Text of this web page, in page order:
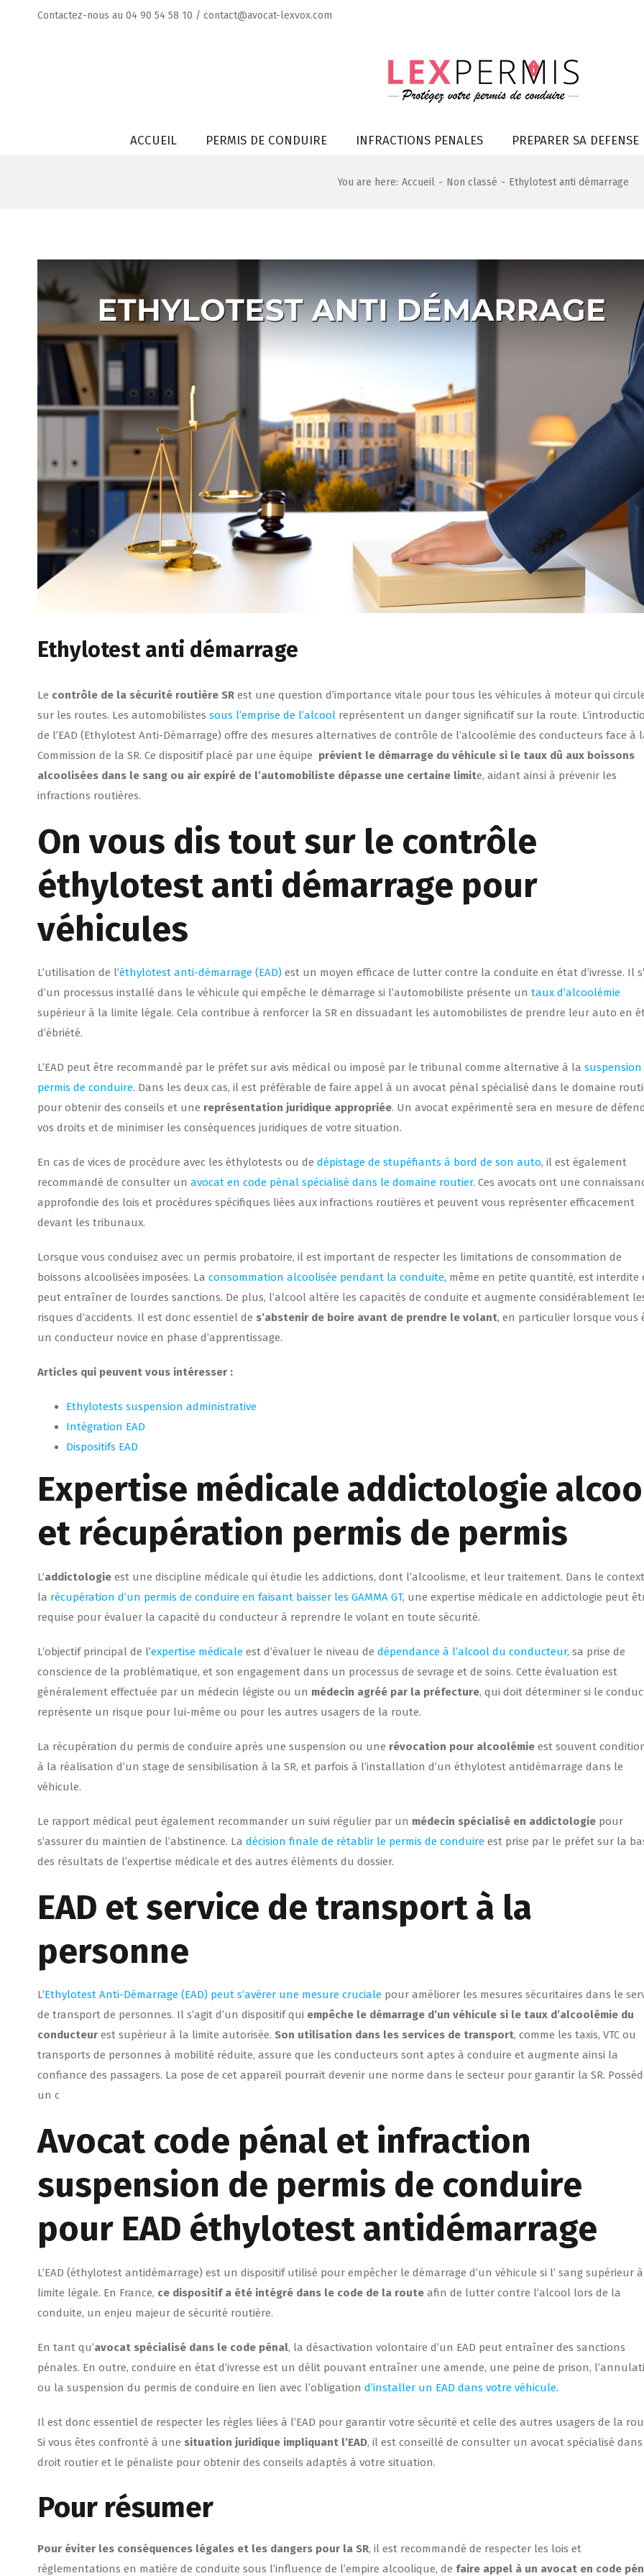
Contactez-nous au 04 90 54 58 10 / contact@avocat-lexvox.com
ACCUEIL PERMIS DE CONDUIRE INFRACTIONS PENALES PREPARER SA DEFENSE
You are here: Accueil - Non classé - Ethylotest anti démarrage
l'image
agrandie
Ethylotest anti démarrage
Le contrôle de la sécurité routière SR est une question d’importance vitale pour tous les véhicules à moteur qui
sur les routes. Les automobilistes sous l’emprise de l’alcool représentent un danger significatif sur la route.
de l’EAD (Ethylotest Anti-Démarrage) offre des mesures alternatives de contrôle de l’alcoolémie des conducteurs face à
Commission de la SR. Ce dispositif placé par une équipe prévient le démarrage du véhicule si le taux dû aux boissons
alcoolisées dans le sang ou air expiré de l’automobiliste dépasse une certaine limite, aidant ainsi à prévenir les
infractions routières.
On vous dis tout sur le contrôle
éthylotest anti démarrage pour
véhicules
L’utilisation de l’éthylotest anti-démarrage (EAD) est un moyen efficace de lutter contre la conduite en état d’ivresse. Il
d’un processus installé dans le véhicule qui empêche le démarrage si l’automobiliste présente un taux d’alcoolémie
supérieur à la limite légale. Cela contribue à renforcer la SR en dissuadant les automobilistes de prendre leur auto en
d’ébriété.
L’EAD peut être recommandé par le préfet sur avis médical ou imposé par le tribunal comme alternative à la
permis de conduire. Dans les deux cas, il est préférable de faire appel à un avocat pénal spécialisé dans le domaine
pour obtenir des conseils et une représentation juridique appropriée. Un avocat expérimenté sera en mesure de
vos droits et de minimiser les conséquences juridiques de votre situation.
En cas de vices de procédure avec les éthylotests ou de dépistage de stupéfiants à bord de son auto, il est également
recommandé de consulter un avocat en code pénal spécialisé dans le domaine routier. Ces avocats ont une
approfondie des lois et procédures spécifiques liées aux infractions routières et peuvent vous représenter efficacement
devant les tribunaux.
Lorsque vous conduisez avec un permis probatoire, il est important de respecter les limitations de consommation de
boissons alcoolisées imposées. La consommation alcoolisée pendant la conduite, même en petite quantité, est interdite
peut entraîner de lourdes sanctions. De plus, l’alcool altère les capacités de conduite et augmente considérablement
risques d’accidents. Il est donc essentiel de s’abstenir de boire avant de prendre le volant, en particulier lorsque vous
un conducteur novice en phase d’apprentissage.
Articles qui peuvent vous intéresser :
Ethylotests suspension administrative
Intégration EAD
Dispositifs EAD
Expertise médicale addictologie
et récupération permis de permis
L’addictologie est une discipline médicale qui étudie les addictions, dont l’alcoolisme, et leur traitement. Dans le
la récupération d’un permis de conduire en faisant baisser les GAMMA GT, une expertise médicale en addictologie peut
requise pour évaluer la capacité du conducteur à reprendre le volant en toute sécurité.
L’objectif principal de l’expertise médicale est d’évaluer le niveau de dépendance à l’alcool du conducteur, sa prise de
conscience de la problématique, et son engagement dans un processus de sevrage et de soins. Cette évaluation est
généralement effectuée par un médecin légiste ou un médecin agréé par la préfecture, qui doit déterminer si le
représente un risque pour lui-même ou pour les autres usagers de la route.
La récupération du permis de conduire après une suspension ou une révocation pour alcoolémie est souvent
à la réalisation d’un stage de sensibilisation à la SR, et parfois à l’installation d’un éthylotest antidémarrage dans le
véhicule.
Le rapport médical peut également recommander un suivi régulier par un médecin spécialisé en addictologie pour
s’assurer du maintien de l’abstinence. La décision finale de rétablir le permis de conduire est prise par le préfet sur la
des résultats de l’expertise médicale et des autres éléments du dossier.
EAD et service de transport à la
personne
L’Ethylotest Anti-Démarrage (EAD) peut s’avérer une mesure cruciale pour améliorer les mesures sécuritaires dans le
de transport de personnes. Il s’agit d’un dispositif qui empêche le démarrage d’un véhicule si le taux d’alcoolémie du
conducteur est supérieur à la limite autorisée. Son utilisation dans les services de transport, comme les taxis, VTC ou
transports de personnes à mobilité réduite, assure que les conducteurs sont aptes à conduire et augmente ainsi la
confiance des passagers. La pose de cet appareil pourrait devenir une norme dans le secteur pour garantir la SR.
un c
Avocat code pénal et infraction
suspension de permis de conduire
pour EAD éthylotest antidémarrage
L’EAD (éthylotest antidémarrage) est un dispositif utilisé pour empêcher le démarrage d’un véhicule si l’ sang supérieur
limite légale. En France, ce dispositif a été intégré dans le code de la route afin de lutter contre l’alcool lors de la
conduite, un enjeu majeur de sécurité routière.
En tant qu’avocat spécialisé dans le code pénal, la désactivation volontaire d’un EAD peut entraîner des sanctions
pénales. En outre, conduire en état d’ivresse est un délit pouvant entraîner une amende, une peine de prison,
ou la suspension du permis de conduire en lien avec l’obligation d’installer un EAD dans votre véhicule.
Il est donc essentiel de respecter les règles liées à l’EAD pour garantir votre sécurité et celle des autres usagers de la
Si vous êtes confronté à une situation juridique impliquant l’EAD, il est conseillé de consulter un avocat spécialisé
droit routier et le pénaliste pour obtenir des conseils adaptés à votre situation.
Pour résumer
Pour éviter les conséquences légales et les dangers pour la SR, il est recommandé de respecter les lois et
réglementations en matière de conduite sous l’influence de l’empire alcoolique, de faire appel à un avocat en code